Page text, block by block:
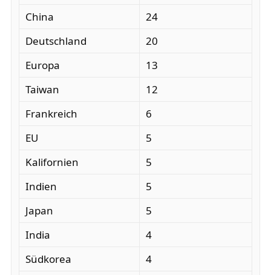
China
24
Deutschland
20
Europa
13
Taiwan
12
Frankreich
6
EU
5
Kalifornien
5
Indien
5
Japan
5
India
4
Südkorea
4